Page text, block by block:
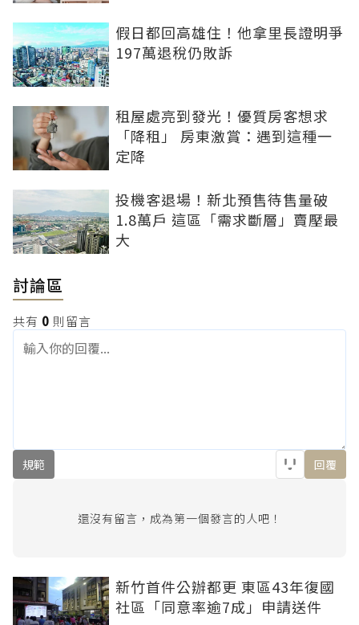
假日都回高雄住！他拿里長證明爭
197萬退稅仍敗訴
租屋處亮到發光！優質房客想求
「降租」 房東激賞：遇到這種一
定降
投機客退場！新北預售待售量破
1.8萬戶 這區「需求斷層」賣壓最
大
討論區
共有 0 則留言
規範 回覆
還沒有留言，成為第一個發言的人吧！
新竹首件公辦都更 東區43年復國
社區「同意率逾7成」申請送件